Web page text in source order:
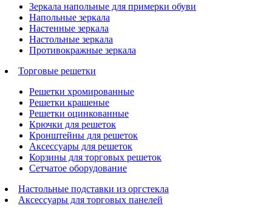
Зеркала напольные для примерки обуви
Напольные зеркала
Настенные зеркала
Настольные зеркала
Противокражные зеркала
Торговые решетки
Решетки хромированные
Решетки крашеные
Решетки оцинкованные
Крючки для решеток
Кронштейны для решеток
Аксессуары для решеток
Корзины для торговых решеток
Сетчатое оборудование
Настольные подставки из оргстекла
Аксессуары для торговых панелей